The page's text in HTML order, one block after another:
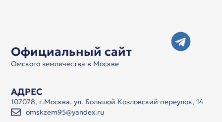
Официальный сайт
Омского землячества в Москве
АДРЕС
107078, г.Москва. ул. Большой Козловский переулок, 14
omskzem95@yandex.ru